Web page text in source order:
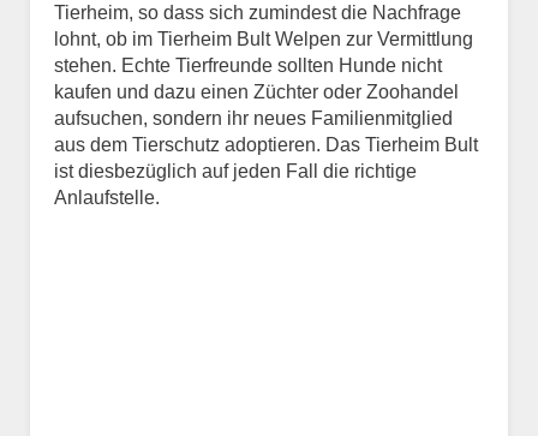
Informationen über das
Tier.
Art des Tiers*
Tierheim, so dass sich zumindest die Nachfrage
lohnt, ob im Tierheim Bult Welpen zur Vermittlung
stehen. Echte Tierfreunde sollten Hunde nicht
kaufen und dazu einen Züchter oder Zoohandel
aufsuchen, sondern ihr neues Familienmitglied
aus dem Tierschutz adoptieren. Das Tierheim Bult
ist diesbezüglich auf jeden Fall die richtige
Anlaufstelle.